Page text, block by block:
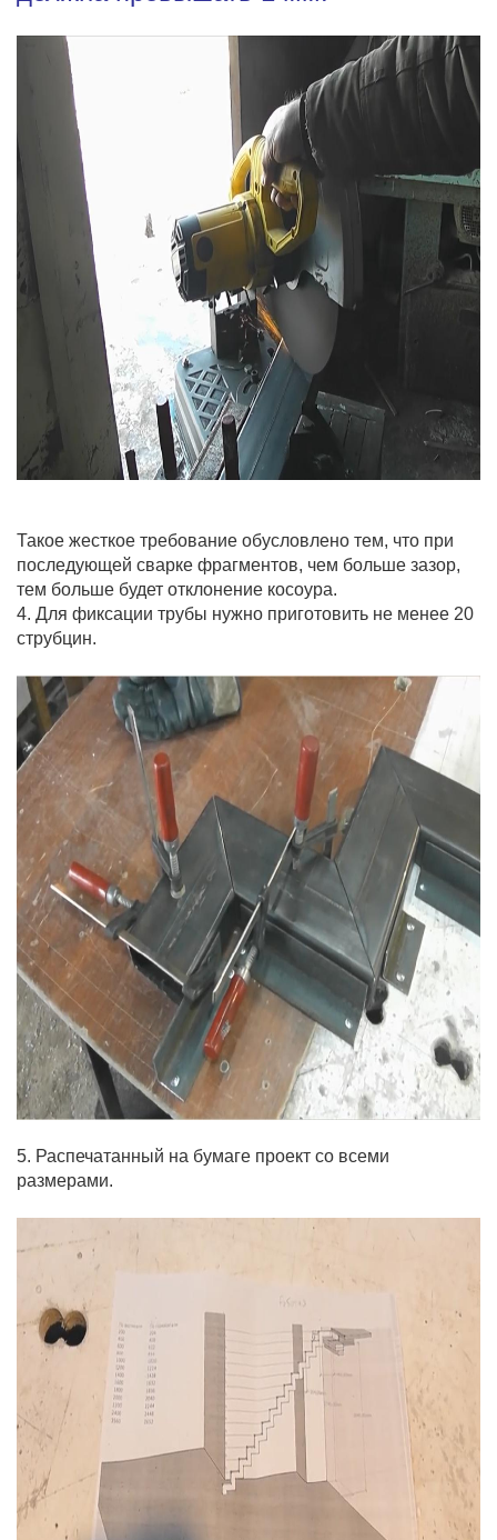
Такое жесткое требование обусловлено тем, что при
последующей сварке фрагментов, чем больше зазор,
тем больше будет отклонение косоура.
4. Для фиксации трубы нужно приготовить не менее 20
струбцин.
5. Распечатанный на бумаге проект со всеми
размерами.